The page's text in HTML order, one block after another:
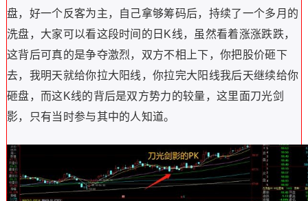
盘，好一个反客为主，自己拿够筹码后，持续了一个多月的
洗盘，大家可以看这段时间的日K线，虽然看着涨涨跌跌，
这背后可真的是争夺激烈，双方不相上下，你把股价砸下
去，我明天就给你拉大阳线，你拉完大阳线我后天继续给你
砸盘，而这K线的背后是双方势力的较量，这里面刀光剑
影，只有当时参与其中的人知道。